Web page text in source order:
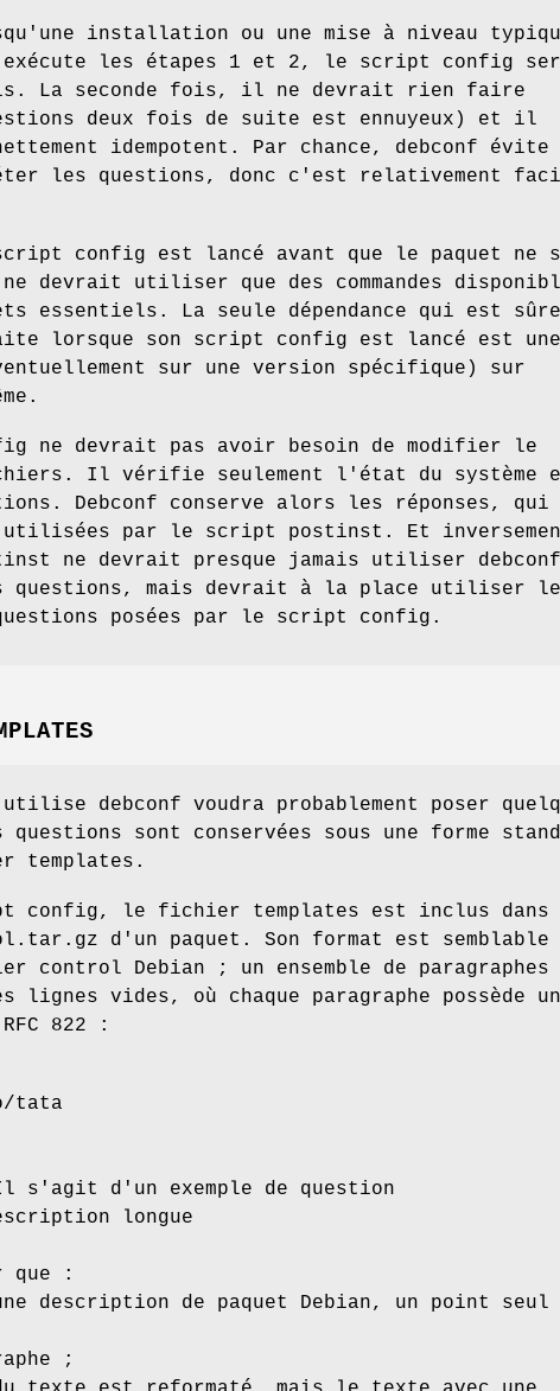
installation ou une mise à niveau
les étapes 1 et 2, le script config
La seconde fois, il ne devrait rien faire
deux fois de suite est ennuyeux) et il
idempotent. Par chance, debconf évite
les questions, donc c'est relativement
config est lancé avant que le paquet ne
devrait utiliser que des commandes
essentiels. La seule dépendance qui est sûre
lorsque son script config est lancé est une
sur une version spécifique) sur
ne devrait pas avoir besoin de modifier le
Il vérifie seulement l'état du système
Debconf conserve alors les réponses, qui
utilisées par le script postinst. Et
ne devrait presque jamais utiliser debconf
questions, mais devrait à la place utiliser
posées par le script config.
debconf voudra probablement poser
questions sont conservées sous une forme
templates.
config, le fichier templates est inclus dans
d'un paquet. Son format est semblable
control Debian ; un ensemble de paragraphes
lignes vides, où chaque paragraphe possède
822 :
tata
s'agit d'un exemple de question
longue
que :
une description de paquet Debian, un point seul
;